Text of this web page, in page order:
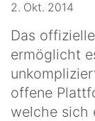
2. Okt. 2014
Das
ermöglicht
offene
welche sich